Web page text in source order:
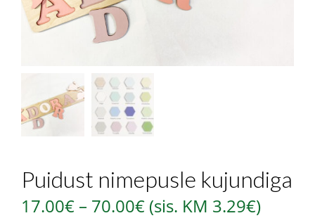
Puidust nimepusle kujundiga
17.00€ – 70.00€ (sis. KM 3.29€)